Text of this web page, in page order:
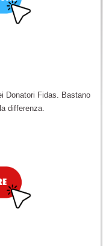
Donatori Fidas. Bastano
differenza.